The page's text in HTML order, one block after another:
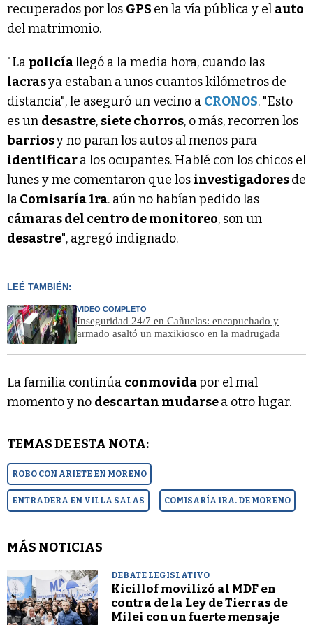
recuperados por los GPS en la vía pública y el auto
del matrimonio.
"La policíallegó a la media hora, cuando las
lacrasya estaban a unos cuantos kilómetros de
distancia", le aseguró un vecino a CRONOS. "Esto
es un desastre, siete chorros, o más, recorren los
barriosy no paran los autos al menos para
identificara los ocupantes. Hablé con los chicos el
lunes y me comentaron que los investigadoresde
laComisaría 1ra. aún no habían pedido las
cámaras del centro de monitoreo, son un
desastre", agregó indignado.
LEÉ TAMBIÉN:
VIDEO COMPLETO
Inseguridad 24/7 en Cañuelas: encapuchado y
armado asaltó un maxikiosco en la madrugada
La familia continúa conmovidapor el mal
momento y no descartan mudarsea otro lugar.
TEMAS DE ESTA NOTA:
ROBO CON ARIETE EN MORENO
ENTRADERA EN VILLA SALAS COMISARÍA 1RA. DE MORENO
MÁS NOTICIAS
DEBATE LEGISLATIVO
Kicillof movilizó al MDF en
contra de la Ley de Tierras de
Milei con un fuerte mensaje